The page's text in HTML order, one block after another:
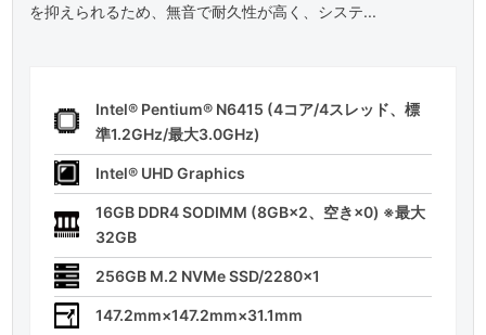
を抑えられるため、無音で耐久性が高く、システ...
Intel® Pentium® N6415 (4コア/4スレッド、標
準1.2GHz/最大3.0GHz)
Intel® UHD Graphics
16GB DDR4 SODIMM (8GB×2、空き×0) ※最大
32GB
256GB M.2 NVMe SSD/2280×1
147.2mm×147.2mm×31.1mm